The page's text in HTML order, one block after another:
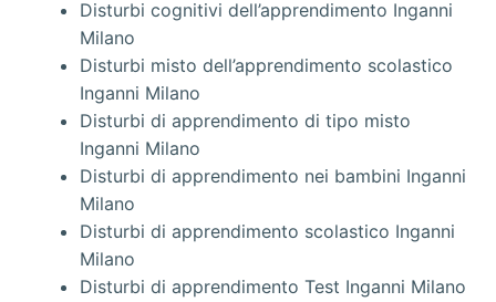
Disturbi cognitivi dell’apprendimento Inganni
Milano
Disturbi misto dell’apprendimento scolastico
Inganni Milano
Disturbi di apprendimento di tipo misto
Inganni Milano
Disturbi di apprendimento nei bambini Inganni
Milano
Disturbi di apprendimento scolastico Inganni
Milano
Disturbi di apprendimento Test Inganni Milano